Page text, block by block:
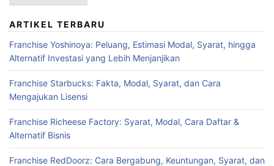
ARTIKEL TERBARU
Franchise Yoshinoya: Peluang, Estimasi Modal, Syarat, hingga
Alternatif Investasi yang Lebih Menjanjikan
Franchise Starbucks: Fakta, Modal, Syarat, dan Cara
Mengajukan Lisensi
Franchise Richeese Factory: Syarat, Modal, Cara Daftar &
Alternatif Bisnis
Franchise RedDoorz: Cara Bergabung, Keuntungan, Syarat, dan